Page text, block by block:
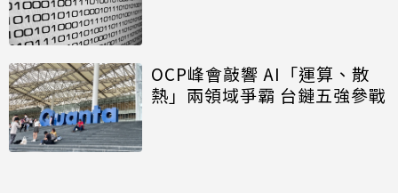
OCP峰會敲響 AI「運算、散
熱」兩領域爭霸 台鏈五強參戰